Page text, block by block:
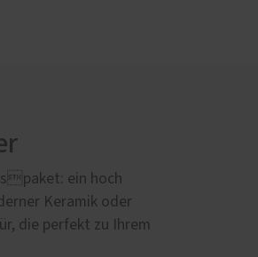
ein hoch
Keramik oder
die perfekt zu Ihrem